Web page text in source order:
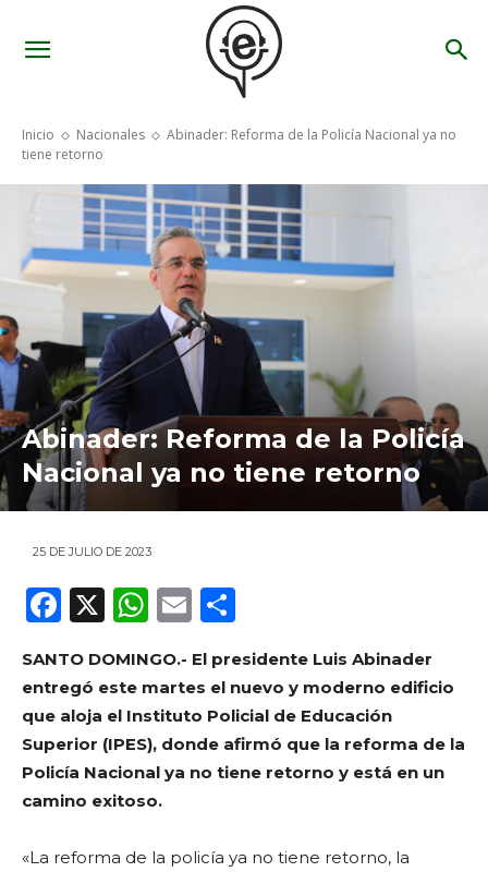
Inicio Nacionales
Abinader: Reforma de la Policía Nacional ya no
tiene retorno
Abinader: Reforma de la Policía
Nacional ya no tiene retorno
25 DE JULIO DE 2023
F
c
e
b
o
o
k
X
W
a
ts
A
p
p
E
ai
l
m
p
ar
ti
SANTO DOMINGO.- El presidente Luis Abinader
entregó este martes el nuevo y moderno edificio
que aloja el Instituto Policial de Educación
Superior (IPES), donde afirmó que la reforma de la
Policía Nacional ya no tiene retorno y está en un
camino exitoso.
«La reforma de la policía ya no tiene retorno, la